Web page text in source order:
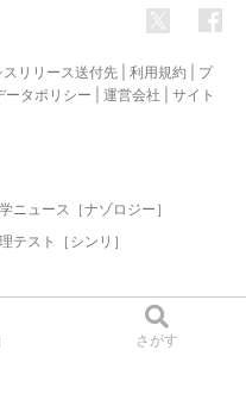
さがす
スリリース送付先 利用規約
プ
ータポリシー 運営会社
サイト
ニュース［ナゾロジー］
テスト［シンリ］